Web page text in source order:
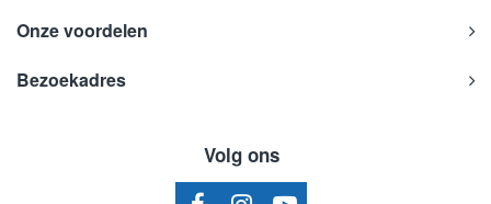
Onze voordelen
Bezoekadres
Volg ons